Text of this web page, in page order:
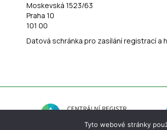
Moskevská 1523/63
Praha 10
101 00
Datová schránka pro zasílání registrací a
Tyto webové stránky